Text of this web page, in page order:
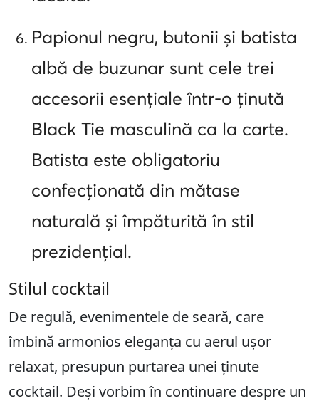
Papionul negru, butonii și batista
albă de buzunar sunt cele trei
accesorii esențiale într-o ținută
Black Tie masculină ca la carte.
Batista este obligatoriu
confecționată din mătase
naturală și împăturită în stil
prezidențial.
Stilul cocktail
De regulă, evenimentele de seară, care
îmbină armonios eleganța cu aerul ușor
relaxat, presupun purtarea unei ținute
cocktail. Deși vorbim în continuare despre un